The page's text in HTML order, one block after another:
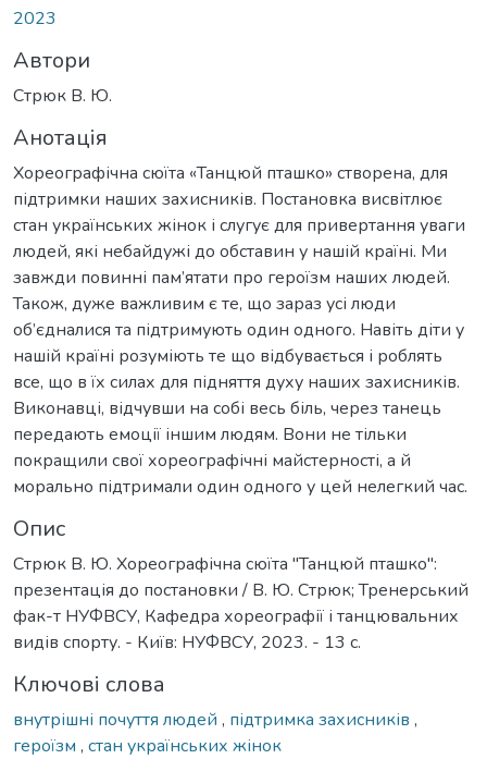
2023
Автори
Стрюк В. Ю.
Анотація
Хореографічна сюїта «Танцюй пташко» створена, для
підтримки наших захисників. Постановка висвітлює
стан українських жінок і слугує для привертання уваги
людей, які небайдужі до обставин у нашій країні. Ми
завжди повинні пам’ятати про героїзм наших людей.
Також, дуже важливим є те, що зараз усі люди
об’єдналися та підтримують один одного. Навіть діти у
нашій країні розуміють те що відбувається і роблять
все, що в їх силах для підняття духу наших захисників.
Виконавці, відчувши на собі весь біль, через танець
передають емоції іншим людям. Вони не тільки
покращили свої хореографічні майстерності, а й
морально підтримали один одного у цей нелегкий час.
Опис
Стрюк В. Ю. Хореографічна сюїта "Танцюй пташко":
презентація до постановки / В. Ю. Стрюк; Тренерський
фак-т НУФВСУ, Кафедра хореографії і танцювальних
видів спорту. - Київ: НУФВСУ, 2023. - 13 с.
Ключові слова
внутрішні почуття людей , підтримка захисників ,
героїзм , стан українських жінок